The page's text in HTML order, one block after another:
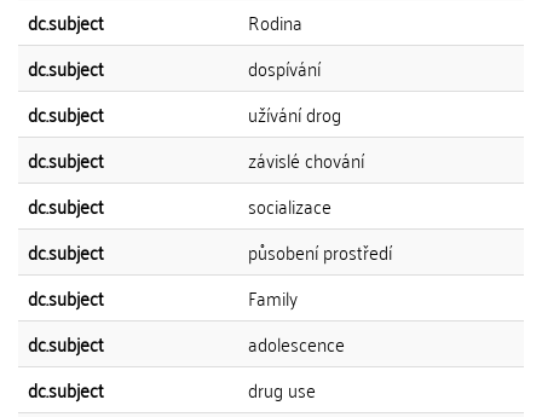
dc.subject
Rodina
dc.subject
dospívání
dc.subject
užívání drog
dc.subject
závislé chování
dc.subject
socializace
dc.subject
působení prostředí
dc.subject
Family
dc.subject
adolescence
dc.subject
drug use